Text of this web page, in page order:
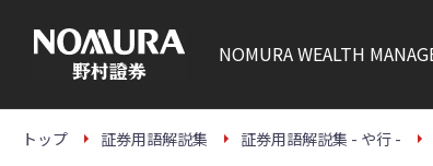
本
NOMURAWEALTH
トップ 証券用語解説集 証券用語解説集 - や行 -